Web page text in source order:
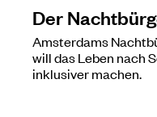
Der
Amsterdams
will das Leben nach
inklusiver machen.